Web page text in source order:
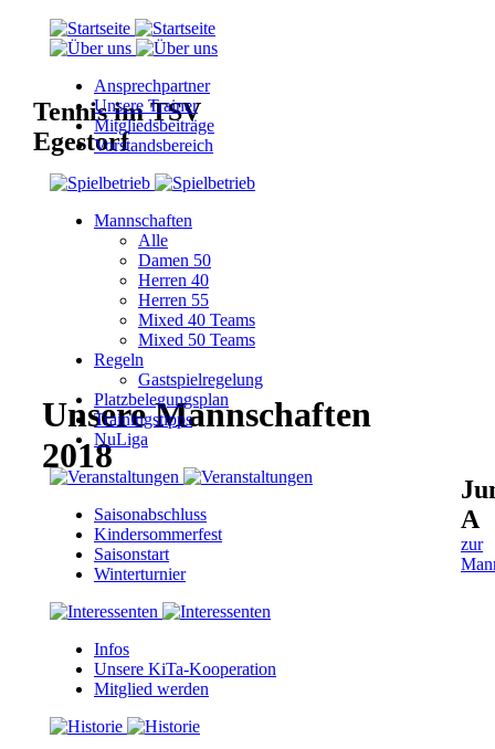
A
zur
Tennis im TSV
Egestorf
Unsere Mannschaften
2018
Ansprechpartner
Unsere Trainer
Mitgliedsbeiträge
Vorstandsbereich
Mannschaften
Alle
Damen 50
Herren 40
Herren 55
Mixed 40 Teams
Mixed 50 Teams
Regeln
Gastspielregelung
Platzbelegungsplan
Trainingstipps
NuLiga
Saisonabschluss
Kindersommerfest
Saisonstart
Winterturnier
Infos
Unsere KiTa-Kooperation
Mitglied werden